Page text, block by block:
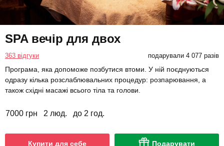
SPA вечір для двох
363 відгуки подарували 4 077 разів
Програма, яка допоможе позбутися втоми. У ній поєднуються
одразу кілька розслаблювальних процедур: розпарювання, а
також східні масажі всього тіла та голови.
7000 грн 2 люд. до 2 год.
Купити для себе Подарувати